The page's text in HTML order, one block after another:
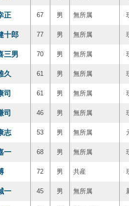
正 67 男 無所属
十郎 77 男 無所属
三男 70 男 無所属
久 61 男 無所属
司 61 男 無所属
司 46 男 無所属
志 53 男 無所属
一 68 男 無所属
72 男 共産
一 45 男 無所属